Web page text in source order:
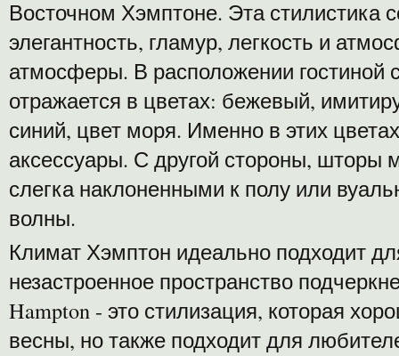
Восточном Хэмптоне. Эта стилистика
элегантность, гламур, легкость и
атмосферы. В расположении гостиной
отражается в цветах: бежевый,
синий, цвет моря. Именно в этих
аксессуары. С другой стороны,
слегка наклоненными к полу или
волны.
Климат Хэмптон идеально подходит
незастроенное пространство
Hampton - это стилизация, которая
весны, но также подходит для